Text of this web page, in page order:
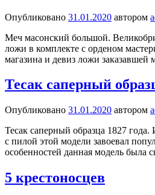
Опубликовано 31.01.2020 автором
Меч масонский большой.
ложи в комплекте с орденом
магазина и девиз ложи
Тесак саперный
Опубликовано 31.01.2020 автором
Тесак саперный образца 1827
с пилой этой модели завоевал
особенностей данная модель была
5 крестоносцев